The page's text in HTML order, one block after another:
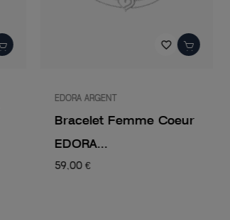
favorite_border
EDORA ARGENT
Bracelet Femme Coeur
EDORA...
59,00 €